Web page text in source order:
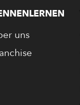
uns